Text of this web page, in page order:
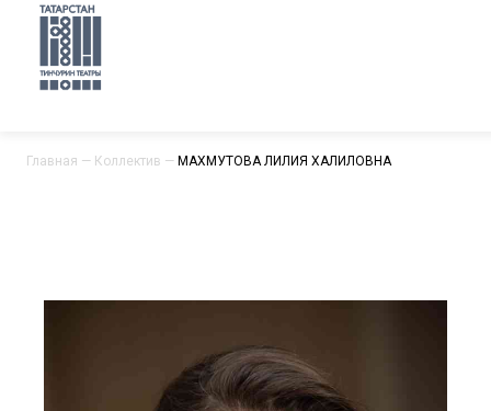
Главная — Коллектив — МАХМУТОВА ЛИЛИЯ ХАЛИЛОВНА